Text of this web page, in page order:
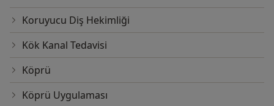
Koruyucu Diş Hekimliği
Kök Kanal Tedavisi
Köprü
Köprü Uygulaması